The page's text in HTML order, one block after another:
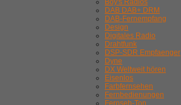
Boy's Radios
DAB DAB+ DRM
DAB-Fernempfang
Design
Digitales Radio
Drahtfunk
DSP-SDR Empfaenger
Dyne
DX Weltweit hören
Eisenlos
Farbfernsehen
Fernbedienungen
Fernseh-Ton